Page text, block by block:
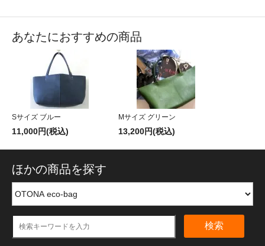
あなたにおすすめの商品
Sサイズ ブルー
11,000円(税込)
Mサイズ グリーン
13,200円(税込)
ほかの商品を探す
検索